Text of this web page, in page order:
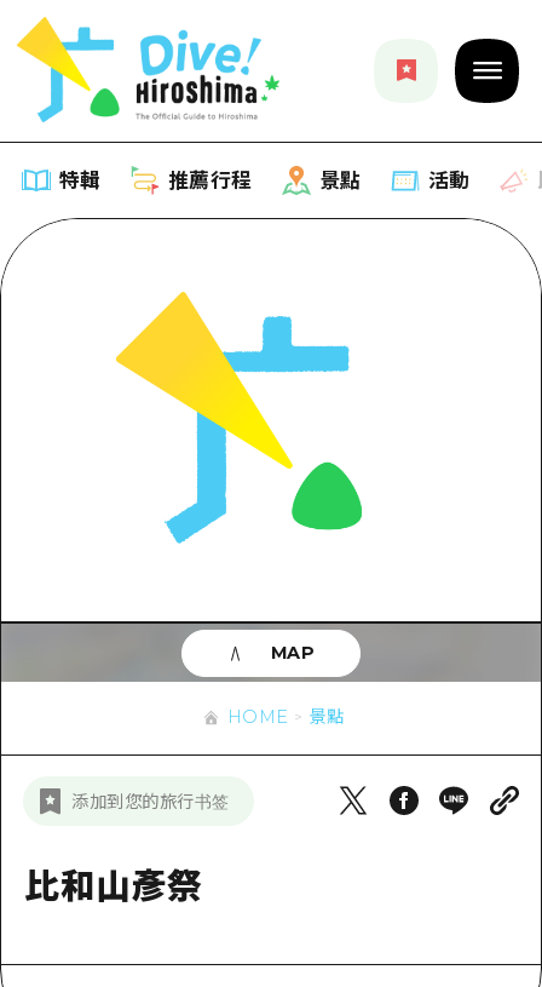
特輯 推薦行程 景點 活動
推薦
藝術
活動·廟會
美食·酒水
購物
運動
夜晚生活
標準
治癒
推薦行程
列表
Dive! Hiroshima 官方向導
廣島隨意旅行
答對了
宮島周邊
短途旅行
列表
廣島市內
答對了
美北
東山口
愛媛
有用的信息
列表
超值遊覽門票
新聞
HOME 景點
添加到您的旅行书签
比和山彥祭
MAP